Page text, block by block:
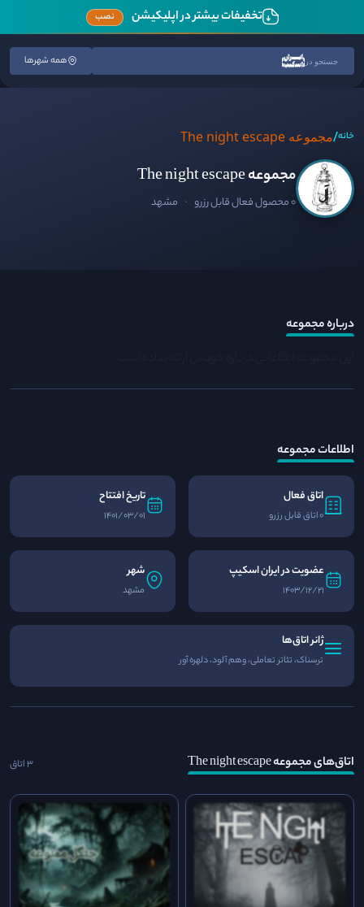
تخفیفات بیشتر در اپلیکیشن نصب
جستجو در همه شهرها
خانه/مجموعه The night escape
مجموعه The night escape
0 محصول فعال قابل رزرو · مشهد
درباره مجموعه
اطلاعات مجموعه
اتاق فعال
0 اتاق قابل رزرو
تاریخ افتتاح
1401/03/01
عضویت در ایران اسکیپ
1403/12/21
شهر
مشهد
ژانر اتاق‌ها
ترسناک، تئاتر تعاملی، وهم آلود، دلهره آور
اتاق‌های مجموعه The night escape 3 اتاق